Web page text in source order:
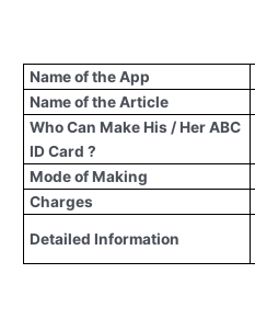
Name of the App
Name of the Article
Who Can Make His / Her ABC
ID Card ?
Mode of Making
Charges
Detailed Information